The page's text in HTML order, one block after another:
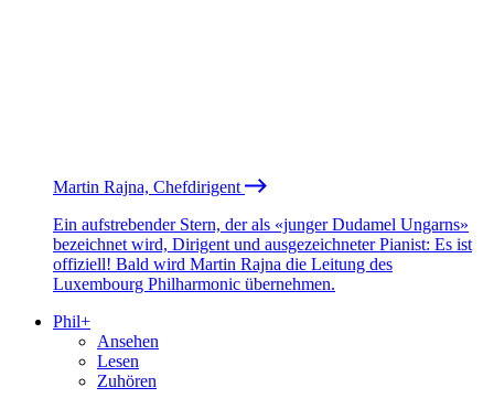
Martin Rajna, Chefdirigent
Ein aufstrebender Stern, der als «junger Dudamel Ungarns»
bezeichnet wird, Dirigent und ausgezeichneter Pianist: Es ist
offiziell! Bald wird Martin Rajna die Leitung des
Luxembourg Philharmonic übernehmen.
Phil+
Ansehen
Lesen
Zuhören